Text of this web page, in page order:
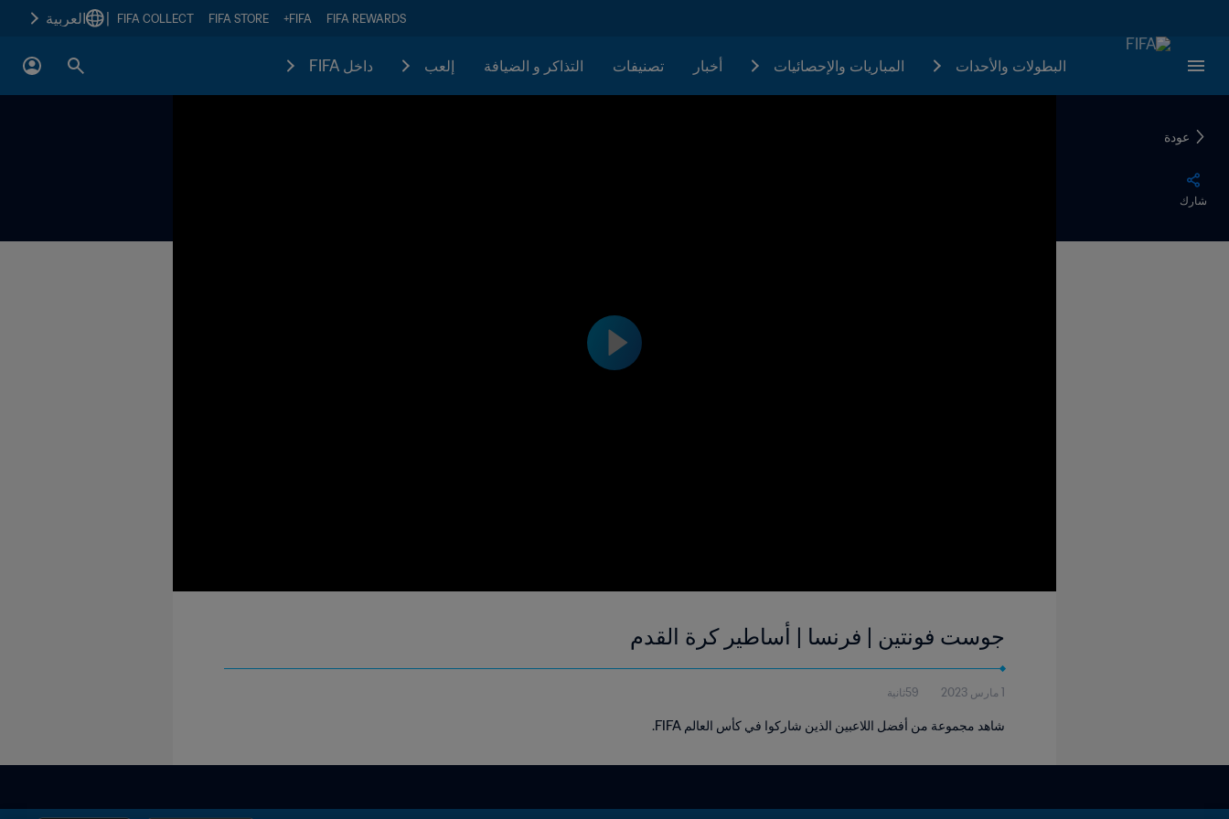
FIFA REWARDS
FIFA+
FIFA STORE
FIFA COLLECT العربية
البطولات والأحدات المباريات والإحصائيات أخبار تصنيفات التذاكر و الضيافة إلعب داخل FIFA
عودة
شارك
جوست فونتين | فرنسا | أساطير كرة القدم
1 مارس 2023 59ثانية
شاهد مجموعة من أفضل اللاعبين الذين شاركوا في كأس العالم FIFA.